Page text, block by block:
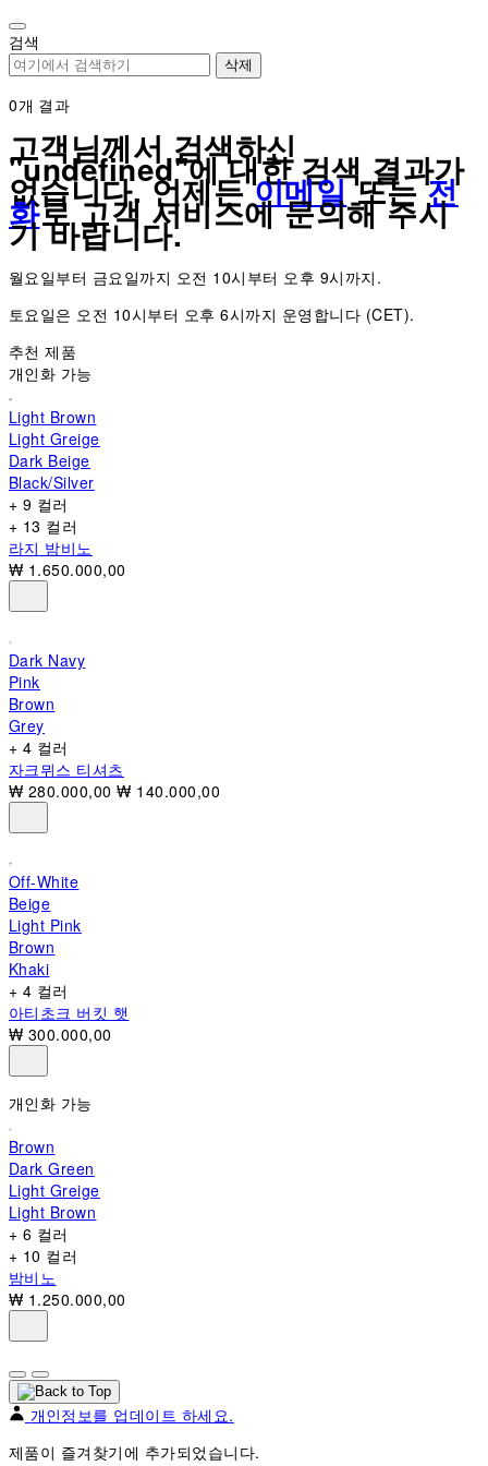
note:
This
website
includes
accessibility
system.
검색
삭제
0개 결과
고객님께서 검색하신
"undefined"에 대한 검색 결과가
없습니다. 언제든이메일또는전
화로 고객 서비스에 문의해 주시
기 바랍니다.
월요일부터 금요일까지 오전 10시부터 오후 9시까지.
토요일은 오전 10시부터 오후 6시까지 운영합니다 (CET).
추천 제품
개인화 가능
Light Brown
Light Greige
Dark Beige
Black/Silver
+ 9 컬러
+ 13 컬러
라지 밤비노
₩ 1.650.000,00
Dark Navy
Pink
Brown
Grey
+ 4 컬러
자크뮈스 티셔츠
₩ 280.000,00₩ 140.000,00
Off-White
Beige
Light Pink
Brown
Khaki
+ 4 컬러
아티초크 버킷 햇
₩ 300.000,00
개인화 가능
Brown
Dark Green
Light Greige
Light Brown
+ 6 컬러
+ 10 컬러
밤비노
₩ 1.250.000,00
개인정보를 업데이트 하세요.
제품이 즐겨찾기에 추가되었습니다.